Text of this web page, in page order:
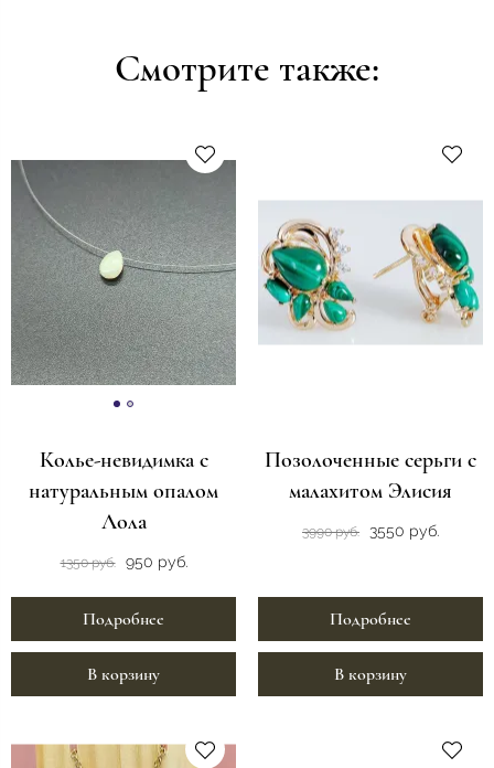
Смотрите также:
Колье-невидимка с
натуральным опалом
Лола
1350 руб. 950 руб.
Подробнее
В корзину
Позолоченные серьги с
малахитом Элисия
3990 руб. 3550 руб.
Подробнее
В корзину